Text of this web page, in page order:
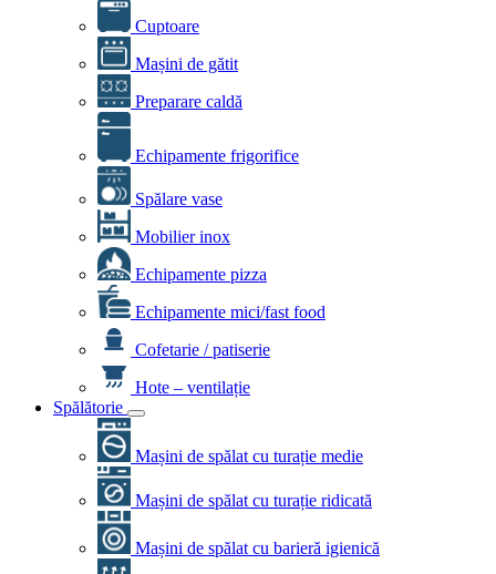
Cuptoare
Mașini de gătit
Preparare caldă
Echipamente frigorifice
Spălare vase
Mobilier inox
Echipamente pizza
Echipamente mici/fast food
Cofetarie / patiserie
Hote – ventilație
Spălătorie
Mașini de spălat cu turație medie
Mașini de spălat cu turație ridicată
Mașini de spălat cu barieră igienică